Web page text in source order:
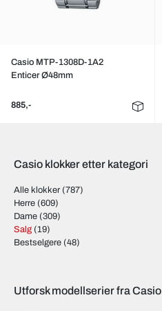
Casio MTP-1308D-1A2
Enticer Ø48mm
885,-
Casio klokker etter kategori
Alle klokker (787)
Herre (609)
Dame (309)
Salg (19)
Bestselgere (48)
Utforsk modellserier fra Casio